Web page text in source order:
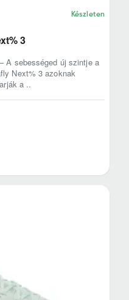
Készleten
3
A sebességed új szintje a
Next% 3 azoknak
a ..